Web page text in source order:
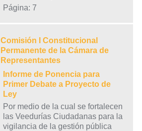
Página: 7
Comisión I Constitucional
Permanente de la Cámara de
Representantes
Informe de Ponencia para
Primer Debate a Proyecto de
Ley
Por medio de la cual se fortalecen
las Veedurías Ciudadanas para la
vigilancia de la gestión pública